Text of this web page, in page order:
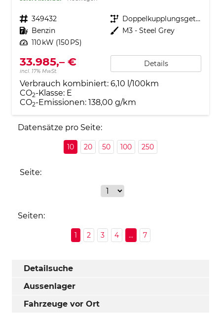
Fahrzeugnr. 349432 Getriebe
Doppelkupplungsgetriebe (DSG)
Kraftstoff Benzin Außenfarbe M3 - Steel Grey
Leistung 110 kW (150 PS)
33.985,– €
incl. 17% MwSt.
Details
Verbrauch kombiniert: 6,10 l/100km
CO2-Klasse: E
CO2-Emissionen: 138,00 g/km
Datensätze pro Seite:
10 20 50 100 250
Seite:
Seiten:
1 2 3 4 ... 7
Detailsuche
Aussenlager
Fahrzeuge vor Ort